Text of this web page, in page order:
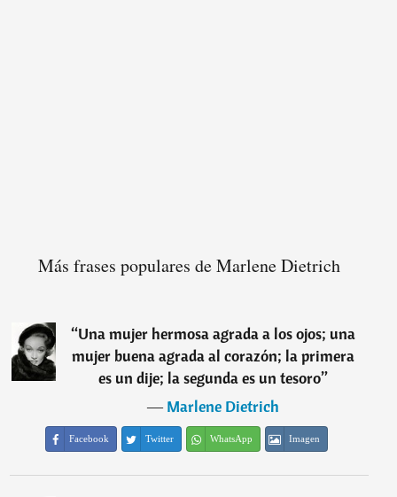
Más frases populares de Marlene Dietrich
“Una mujer hermosa agrada a los ojos; una
mujer buena agrada al corazón; la primera
es un dije; la segunda es un tesoro”
―Marlene Dietrich
Facebook Twitter WhatsApp Imagen